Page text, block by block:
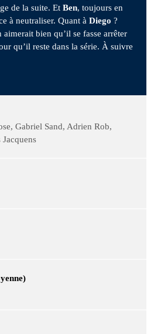
de la suite. EtBen, toujours en
à neutraliser. Quant àDiego ?
bien qu’il se fasse arrêter
qu’il reste dans la série. À suivre
Gabriel Sand, Adrien Rob,